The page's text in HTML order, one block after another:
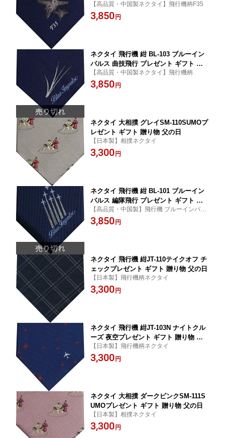
【高品質・中国製ネクタイ】飛行機柄F35
3,850 円
ネクタイ 飛行機 紺 BL-103 ブルーイン
パルス 曲技飛行 プレゼント ギフト 贈
り物 父の日
【高品質・中国製ネクタイ】飛行機柄
3,850 円
ネクタイ 大相撲 グレイSM-110SUMOプ
レゼント ギフト 贈り物 父の日
【日本製】相撲ネクタイ
3,300 円
ネクタイ 飛行機 紺 BL-101 ブルーイン
パルス 編隊飛行 プレゼント ギフト 父
の日 贈り物
【高品質・中国製】飛行機 ブルーインパル
ス 編隊飛行デザイン柄ネクタイ
3,850 円
ネクタイ 飛行機 紺JT-110テイクオフ チ
ェックプレゼント ギフト 贈り物 父の日
【日本製】飛行機柄ネクタイ
3,300 円
ネクタイ 飛行機 紺JT-103N ナイトクル
ーズ 夜空プレゼント ギフト 贈り物 父
の日
【日本製】飛行機柄ネクタイ
3,300 円
ネクタイ 大相撲 ダークピンクSM-111S
UMOプレゼント ギフト 贈り物 父の日
【日本製】相撲ネクタイ
3,300 円